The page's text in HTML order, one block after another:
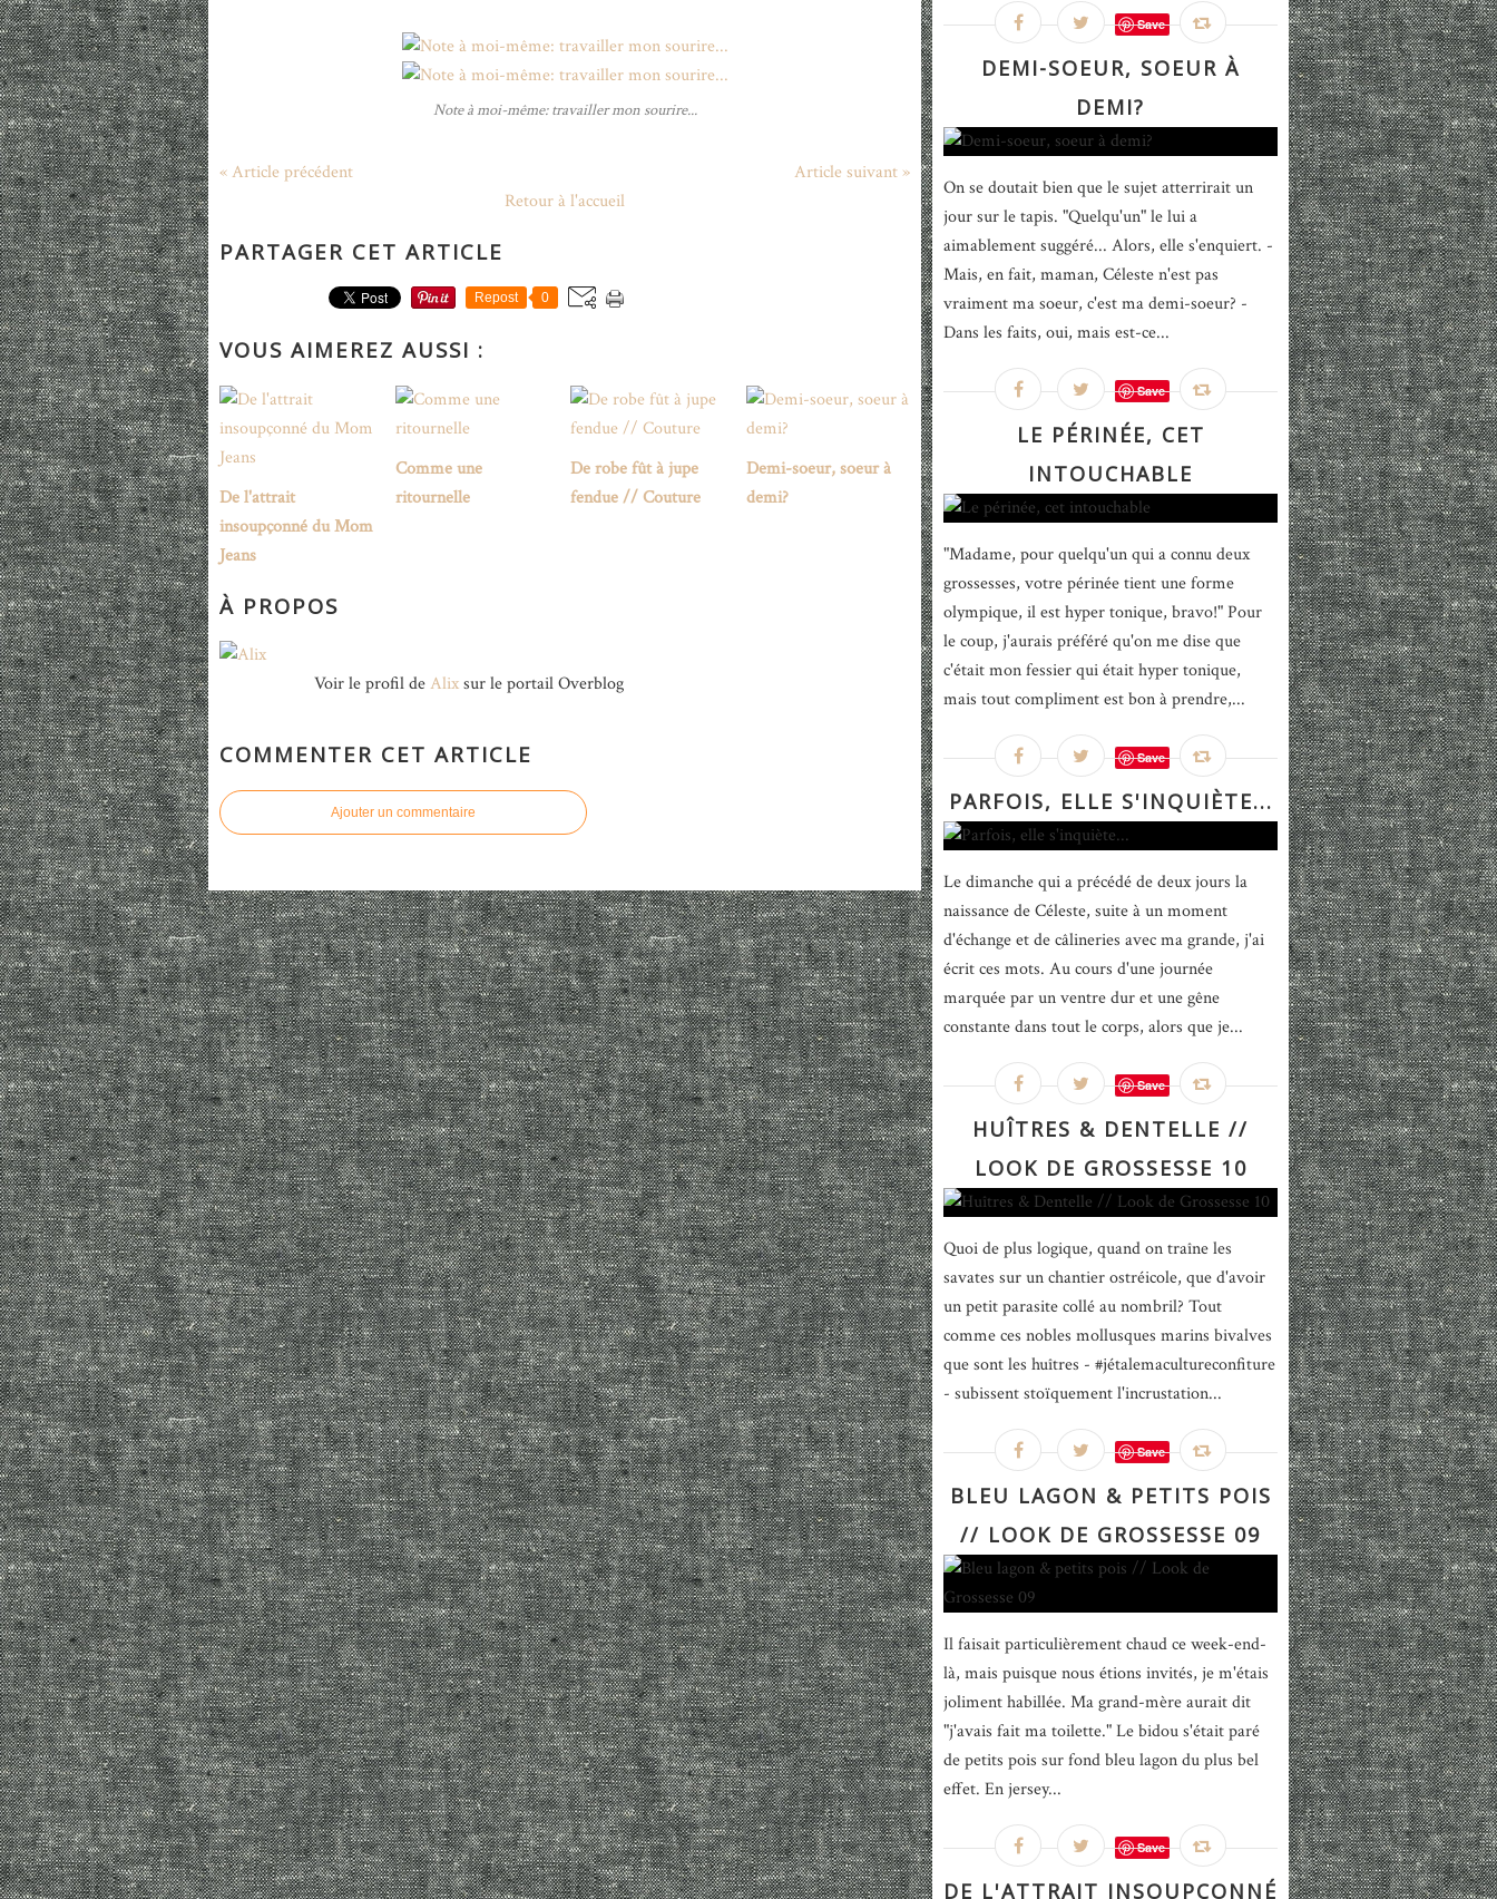
Note à moi-même: travailler mon sourire...
« Article précédent
Article suivant »
Retour à l'accueil
PARTAGER CET ARTICLE
Repost 0
VOUS AIMEREZ AUSSI :
De l'attrait
insoupçonné du Mom
Jeans
Comme une
ritournelle
De robe fût à jupe
fendue // Couture
Demi-soeur, soeur à
demi?
À PROPOS
Voir le profil deAlixsur le portail Overblog
COMMENTER CET ARTICLE
Ajouter un commentaire
Save
DEMI-SOEUR, SOEUR À
DEMI?
On se doutait bien que le sujet atterrirait un
jour sur le tapis. "Quelqu'un" le lui a
aimablement suggéré... Alors, elle s'enquiert. -
Mais, en fait, maman, Céleste n'est pas
vraiment ma soeur, c'est ma demi-soeur? -
Dans les faits, oui, mais est-ce...
Save
LE PÉRINÉE, CET
INTOUCHABLE
"Madame, pour quelqu'un qui a connu deux
grossesses, votre périnée tient une forme
olympique, il est hyper tonique, bravo!" Pour
le coup, j'aurais préféré qu'on me dise que
c'était mon fessier qui était hyper tonique,
mais tout compliment est bon à prendre,...
Save
PARFOIS, ELLE S'INQUIÈTE...
Le dimanche qui a précédé de deux jours la
naissance de Céleste, suite à un moment
d'échange et de câlineries avec ma grande, j'ai
écrit ces mots. Au cours d'une journée
marquée par un ventre dur et une gêne
constante dans tout le corps, alors que je...
Save
HUÎTRES & DENTELLE //
LOOK DE GROSSESSE 10
Quoi de plus logique, quand on traîne les
savates sur un chantier ostréicole, que d'avoir
un petit parasite collé au nombril? Tout
comme ces nobles mollusques marins bivalves
que sont les huîtres - #jétalemacultureconfiture
- subissent stoïquement l'incrustation...
Save
BLEU LAGON & PETITS POIS
// LOOK DE GROSSESSE 09
Il faisait particulièrement chaud ce week-end-
là, mais puisque nous étions invités, je m'étais
joliment habillée. Ma grand-mère aurait dit
"j'avais fait ma toilette." Le bidou s'était paré
de petits pois sur fond bleu lagon du plus bel
effet. En jersey...
Save
DE L'ATTRAIT INSOUPÇONNÉ